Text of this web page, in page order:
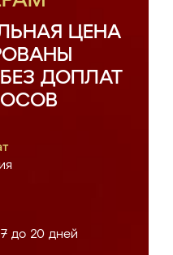
ЦЕНА
ДОПЛАТ
до 20 дней